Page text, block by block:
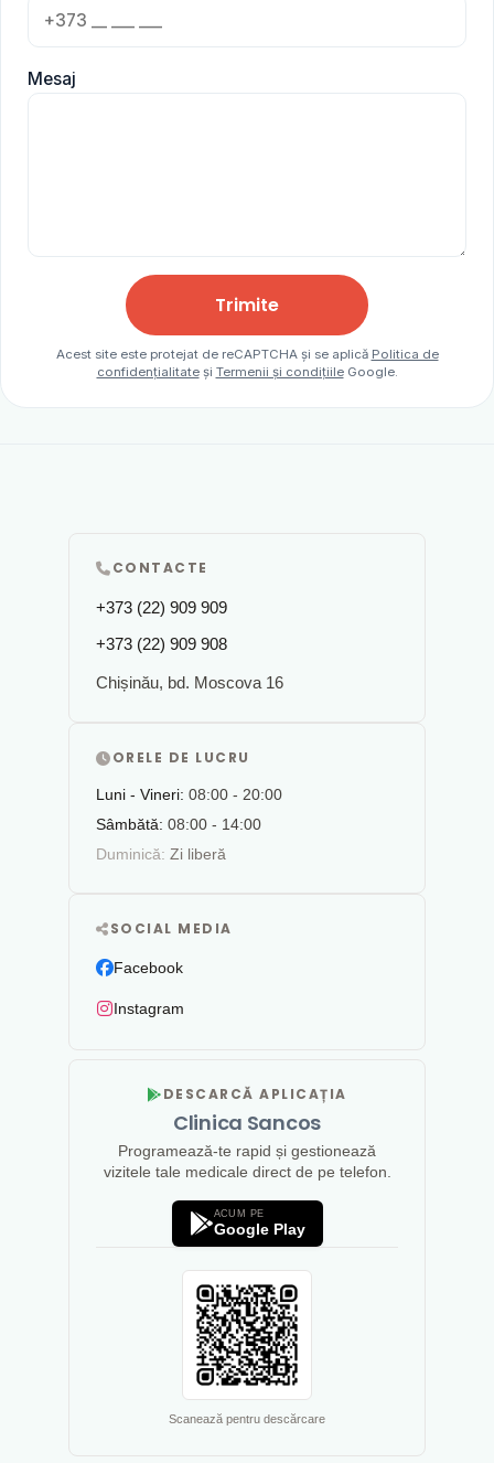
Mesaj
Trimite
Acest site este protejat de reCAPTCHA și se aplică Politica de
confidențialitateși Termenii și condițiileGoogle.
CONTACTE
+373 (22) 909 909
+373 (22) 909 908
Chișinău, bd. Moscova 16
ORELE DE LUCRU
Luni - Vineri: 08:00 - 20:00
Sâmbătă: 08:00 - 14:00
Duminică: Zi liberă
SOCIAL MEDIA
Facebook
Instagram
DESCARCĂ APLICAȚIA
Clinica Sancos
Programează-te rapid și gestionează
vizitele tale medicale direct de pe telefon.
ACUM PE
Google Play
Scanează pentru descărcare